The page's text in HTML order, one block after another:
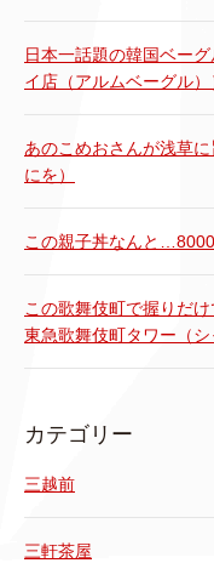
日本一話題の韓国ベー
イ店（アルムベーグル）
あのこめおさんが浅草
にを）
この親子丼なんと…8000
この歌舞伎町で握りだ
東急歌舞伎町タワー（シ
カテゴリー
三越前
三軒茶屋